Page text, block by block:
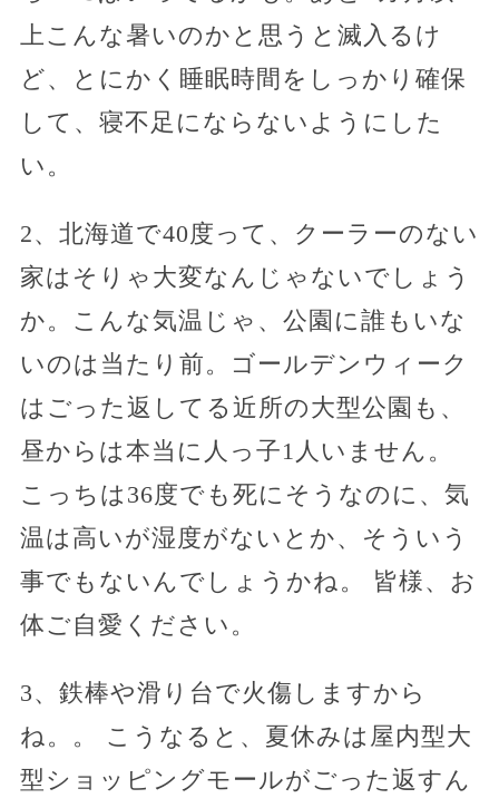
上こんな暑いのかと思うと滅入るけ
ど、とにかく睡眠時間をしっかり確保
して、寝不足にならないようにした
い。
2、北海道で40度って、クーラーのない
家はそりゃ大変なんじゃないでしょう
か。こんな気温じゃ、公園に誰もいな
いのは当たり前。ゴールデンウィーク
はごった返してる近所の大型公園も、
昼からは本当に人っ子1人いません。
こっちは36度でも死にそうなのに、気
温は高いが湿度がないとか、そういう
事でもないんでしょうかね。 皆様、お
体ご自愛ください。
3、鉄棒や滑り台で火傷しますから
ね。。 こうなると、夏休みは屋内型大
型ショッピングモールがごった返すん